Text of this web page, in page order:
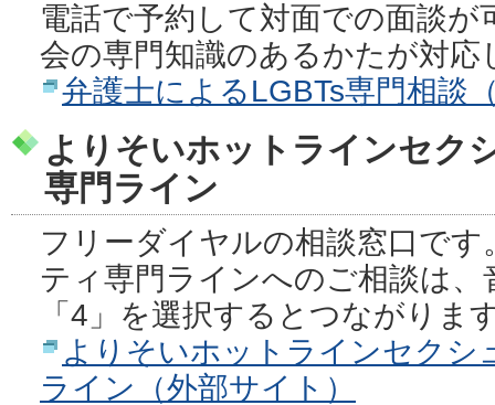
電話で予約して対面での面談が
会の専門知識のあるかたが対応
弁護士によるLGBTs専門相談
よりそいホットラインセク
専門ライン
フリーダイヤルの相談窓口で
ティ専門ラインへのご相談は
「4」を選択するとつながりま
よりそいホットラインセクシ
ライン（外部サイト）